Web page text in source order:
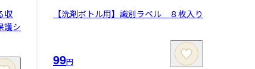
収
シ
【洗剤ボトル用】識別ラベル ８枚入り
99円